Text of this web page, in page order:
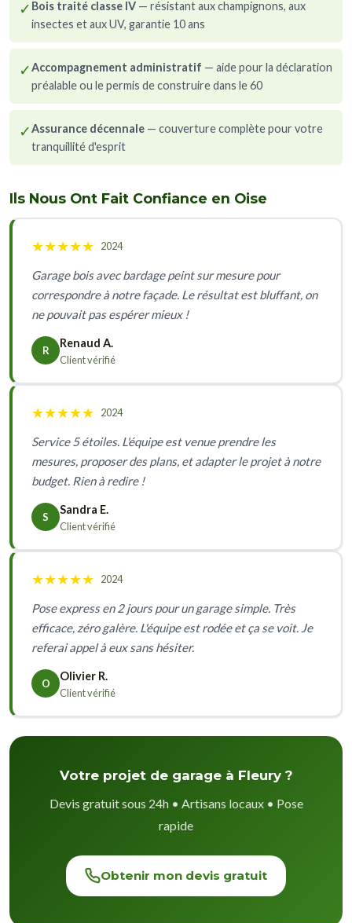
✓ Bois traité classe IV — résistant aux champignons, aux
insectes et aux UV, garantie 10 ans
✓Accompagnement administratif — aide pour la déclaration
préalable ou le permis de construire dans le 60
✓Assurance décennale — couverture complète pour votre
tranquillité d'esprit
Ils Nous Ont Fait Confiance en Oise
★★★★★ 2024
Garage bois avec bardage peint sur mesure pour
correspondre à notre façade. Le résultat est bluffant, on
ne pouvait pas espérer mieux !
R
Renaud A.
Client vérifié
★★★★★ 2024
Service 5 étoiles. L'équipe est venue prendre les
mesures, proposer des plans, et adapter le projet à notre
budget. Rien à redire !
S
Sandra E.
Client vérifié
★★★★★ 2024
Pose express en 2 jours pour un garage simple. Très
efficace, zéro galère. L'équipe est rodée et ça se voit. Je
referai appel à eux sans hésiter.
O
Olivier R.
Client vérifié
Votre projet de garage à Fleury ?
Devis gratuit sous 24h • Artisans locaux • Pose
rapide
Obtenir mon devis gratuit